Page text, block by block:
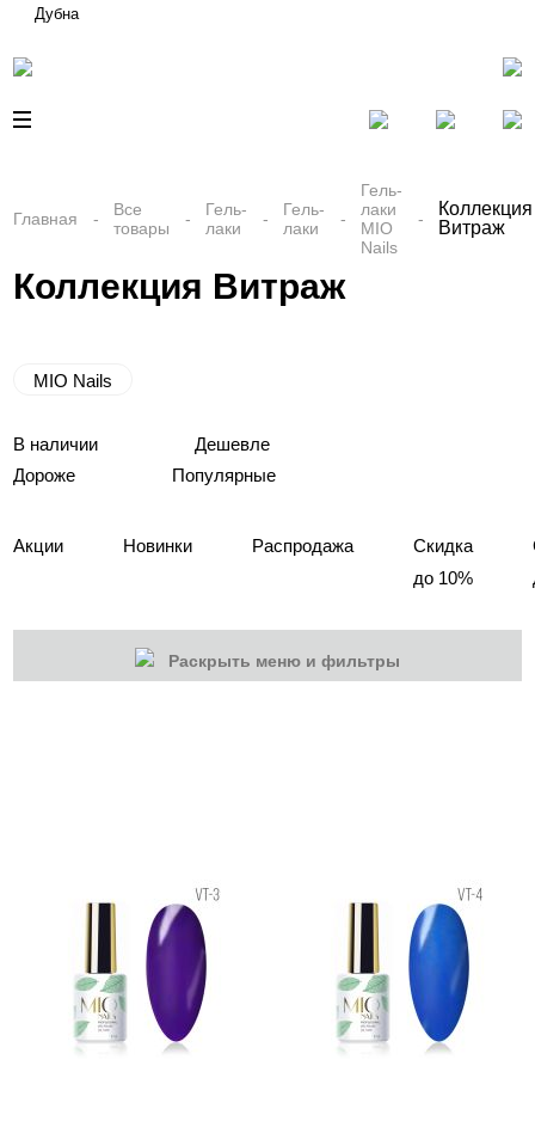
Дубна
Главная
Все
товары
Гель-
лаки
Гель-
лаки
Гель-
лаки
MIO
Nails
Коллекция
Витраж
Коллекция Витраж
MIO Nails
В наличии
Дешевле
Дороже
Популярные
Акции Новинки Распродажа
Скидка
до 10%
Раскрыть меню и фильтры
Гель-лаки
Акварельные "По-мокрому"
База камуфлирующая MIO Nails